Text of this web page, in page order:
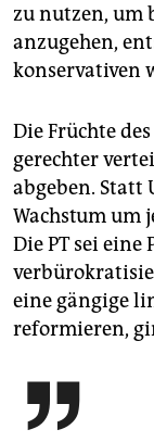
zu nutzen, um
anzugehen,
konservativen
Die Früchte
gerechter
abgeben. Statt
Wachstum um
Die PT sei
eine gängige
reformieren,
